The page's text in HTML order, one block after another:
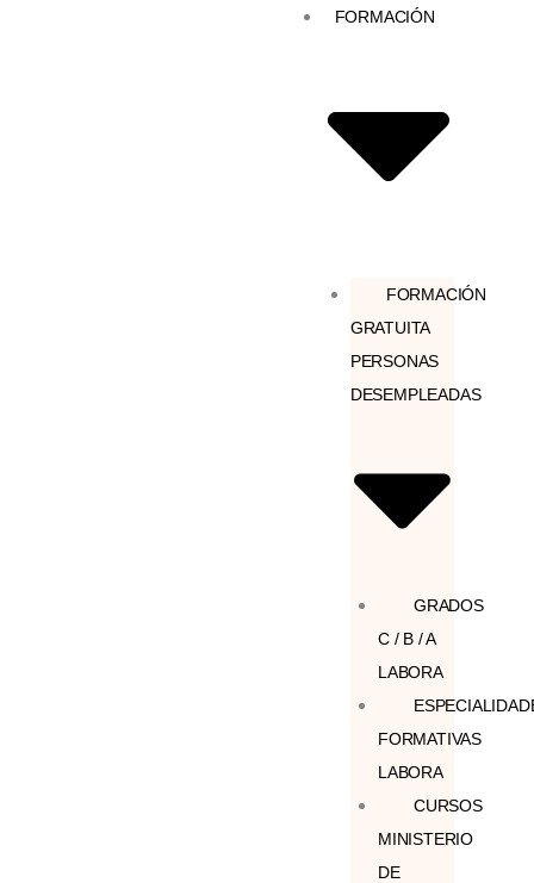
FORMACIÓN
FORMACIÓN
GRATUITA
PERSONAS
DESEMPLEADAS
GRADOS
C / B / A
LABORA
FORMATIVAS
LABORA
CURSOS
MINISTERIO
DE